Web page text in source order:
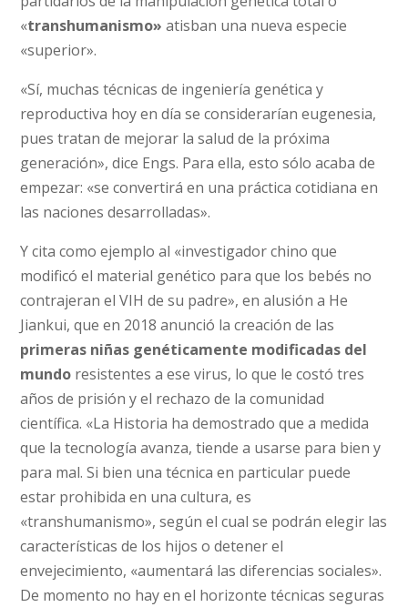
«transhumanismo» atisban una nueva especie
«superior».
«Sí, muchas técnicas de ingeniería genética y
reproductiva hoy en día se considerarían eugenesia,
pues tratan de mejorar la salud de la próxima
generación», dice Engs. Para ella, esto sólo acaba de
empezar: «se convertirá en una práctica cotidiana en
las naciones desarrolladas».
Y cita como ejemplo al «investigador chino que
modificó el material genético para que los bebés no
contrajeran el VIH de su padre», en alusión a He
Jiankui, que en 2018 anunció la creación de las
primeras niñas genéticamente modificadas del
mundo resistentes a ese virus, lo que le costó tres
años de prisión y el rechazo de la comunidad
científica. «La Historia ha demostrado que a medida
que la tecnología avanza, tiende a usarse para bien y
para mal. Si bien una técnica en particular puede
estar prohibida en una cultura, es
«transhumanismo», según el cual se podrán elegir las
características de los hijos o detener el
envejecimiento, «aumentará las diferencias sociales».
De momento no hay en el horizonte técnicas seguras